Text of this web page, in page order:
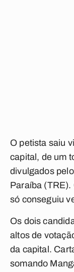
O petista saiu
capital, de um
divulgados
Paraíba
só conseguiu
Os dois
altos de
da capital.
somando